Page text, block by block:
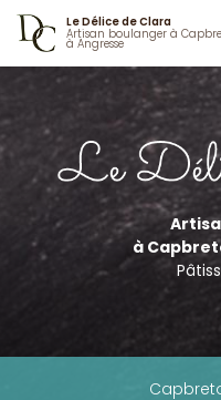
Aller
contenu
principal
Le Délice de Clara
Artisan boulanger à Capbreton et
à Angresse
à